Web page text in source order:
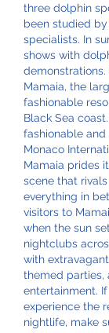
three dolphin
been studied
specialists. In
shows with
Mamaia, the
fashionable
Black Sea
fashionable
Monaco
Mamaia prides
scene that
everything in
visitors to
when the sun
nightclubs
with
themed parties,
entertainment.
experience the
nightlife, make